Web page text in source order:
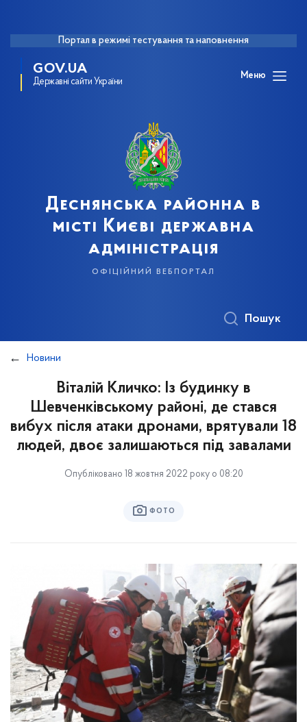
Портал в режимі тестування та наповнення
GOV.UA
Державні сайти України
Меню
Деснянська районна в
місті Києві державна
адміністрація
офіційний вебпортал
Пошук
Новини
Віталій Кличко: Із будинку в
Шевченківському районі, де стався
вибух після атаки дронами, врятували 18
людей, двоє залишаються під завалами
Опубліковано 18 жовтня 2022 року о 08:20
ФОТО